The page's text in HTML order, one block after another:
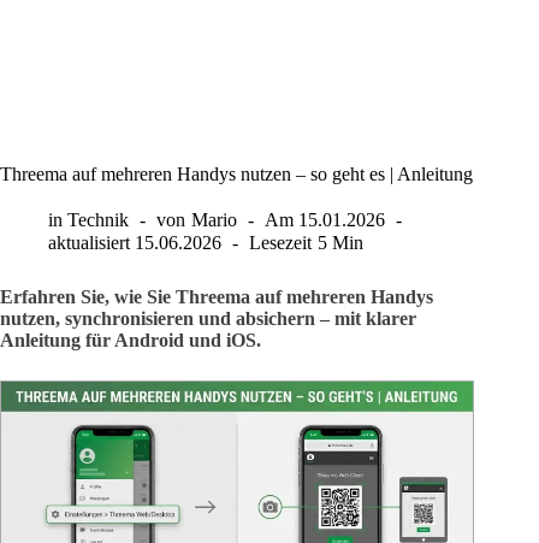
Threema auf mehreren Handys nutzen – so geht es | Anleitung
in Technik von Mario Am 15.01.2026
aktualisiert 15.06.2026 Lesezeit 5 Min
Erfahren Sie, wie Sie Threema auf mehreren Handys
nutzen, synchronisieren und absichern – mit klarer
Anleitung für Android und iOS.